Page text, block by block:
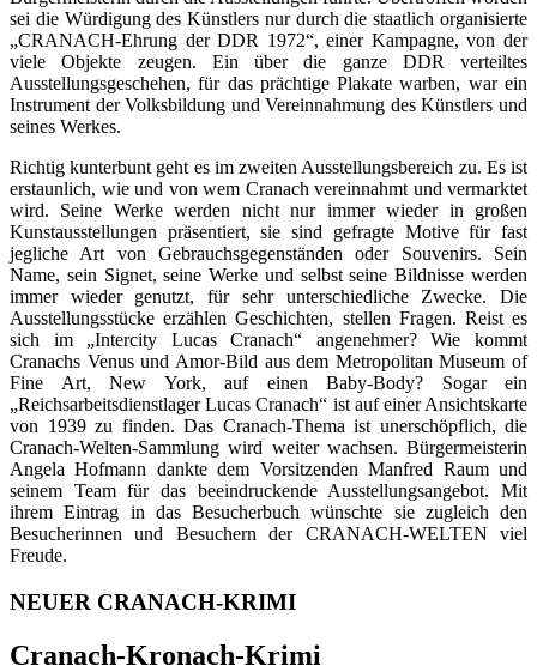
sei die Würdigung des Künstlers nur durch die staatlich organisierte
„CRANACH-Ehrung der DDR 1972“, einer Kampagne, von der
viele Objekte zeugen. Ein über die ganze DDR verteiltes
Ausstellungsgeschehen, für das prächtige Plakate warben, war ein
Instrument der Volksbildung und Vereinnahmung des Künstlers und
seines Werkes.
Richtig kunterbunt geht es im zweiten Ausstellungsbereich zu. Es ist
erstaunlich, wie und von wem Cranach vereinnahmt und vermarktet
wird. Seine Werke werden nicht nur immer wieder in großen
Kunstausstellungen präsentiert, sie sind gefragte Motive für fast
jegliche Art von Gebrauchsgegenständen oder Souvenirs. Sein
Name, sein Signet, seine Werke und selbst seine Bildnisse werden
immer wieder genutzt, für sehr unterschiedliche Zwecke. Die
Ausstellungsstücke erzählen Geschichten, stellen Fragen. Reist es
sich im „Intercity Lucas Cranach“ angenehmer? Wie kommt
Cranachs Venus und Amor-Bild aus dem Metropolitan Museum of
Fine Art, New York, auf einen Baby-Body? Sogar ein
„Reichsarbeitsdienstlager Lucas Cranach“ ist auf einer Ansichtskarte
von 1939 zu finden. Das Cranach-Thema ist unerschöpflich, die
Cranach-Welten-Sammlung wird weiter wachsen. Bürgermeisterin
Angela Hofmann dankte dem Vorsitzenden Manfred Raum und
seinem Team für das beeindruckende Ausstellungsangebot. Mit
ihrem Eintrag in das Besucherbuch wünschte sie zugleich den
Besucherinnen und Besuchern der CRANACH-WELTEN viel
Freude.
NEUER CRANACH-KRIMI
Cranach-Kronach-Krimi